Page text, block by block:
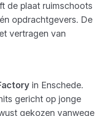
de plaat ruimschoots
opdrachtgevers. De
vertragen van
in Enschede.
gericht op jonge
gekozen vanwege